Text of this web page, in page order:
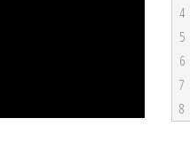
4
5
6
7
8